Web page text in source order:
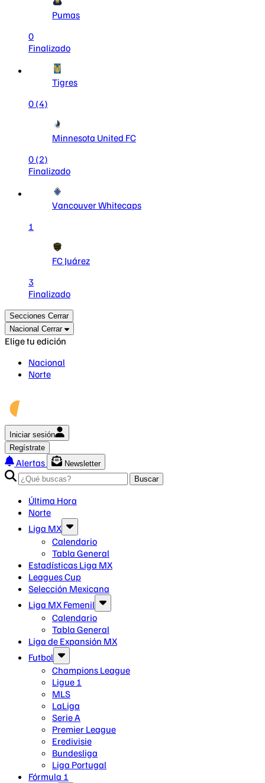
Pumas
0
Finalizado
Tigres
0 (4)
Minnesota United FC
0 (2)
Finalizado
Vancouver Whitecaps
1
FC Juárez
3
Finalizado
Secciones Cerrar
Nacional Cerrar
Elige tu edición
Nacional
Norte
Iniciar sesión
Regístrate
Alertas
Newsletter
Buscar
Última Hora
Norte
Liga MX
Calendario
Tabla General
Estadísticas Liga MX
Leagues Cup
Selección Mexicana
Liga MX Femenil
Calendario
Tabla General
Liga de Expansión MX
Futbol
Champions League
Ligue 1
MLS
LaLiga
Serie A
Premier League
Eredivisie
Bundesliga
Liga Portugal
Fórmula 1